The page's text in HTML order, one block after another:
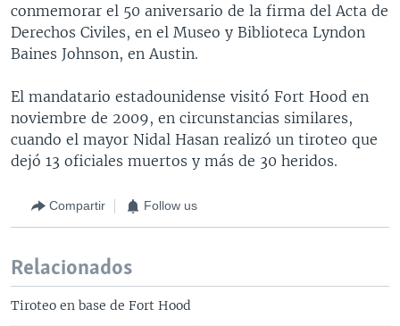
conmemorar el 50 aniversario de la firma del Acta de
Derechos Civiles, en el Museo y Biblioteca Lyndon
Baines Johnson, en Austin.
El mandatario estadounidense visitó Fort Hood en
noviembre de 2009, en circunstancias similares,
cuando el mayor Nidal Hasan realizó un tiroteo que
dejó 13 oficiales muertos y más de 30 heridos.
Compartir Follow us
Relacionados
Tiroteo en base de Fort Hood